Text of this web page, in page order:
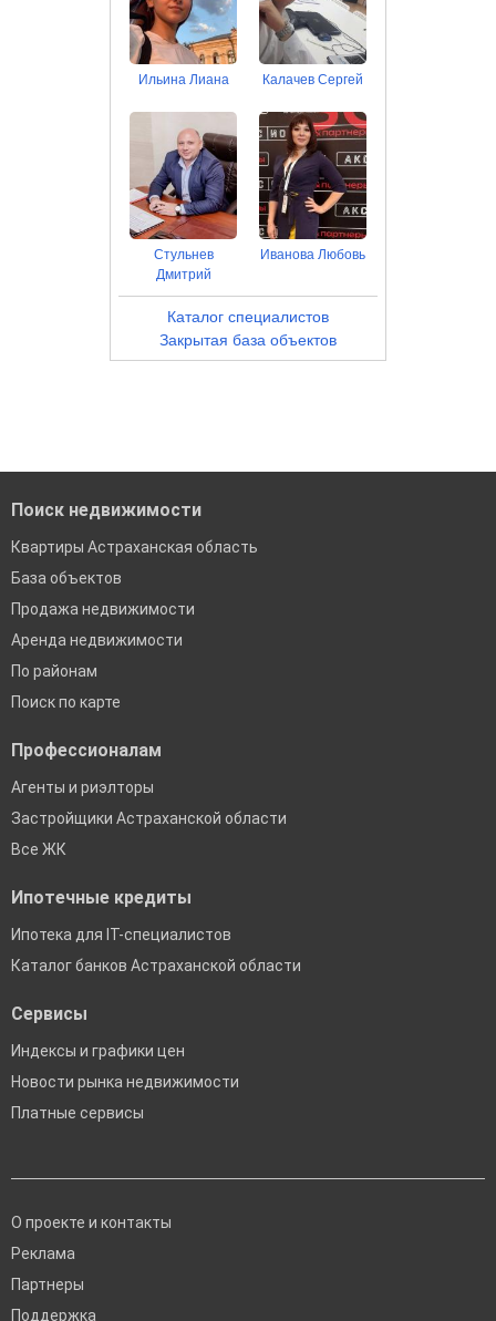
Ильина Лиана Калачев Сергей
Стульнев
Дмитрий
Иванова Любовь
Каталог специалистов
Закрытая база объектов
Поиск недвижимости
Квартиры Астраханская область
База объектов
Продажа недвижимости
Аренда недвижимости
По районам
Поиск по карте
Профессионалам
Агенты и риэлторы
Застройщики Астраханской области
Все ЖК
Ипотечные кредиты
Ипотека для IT-специалистов
Каталог банков Астраханской области
Сервисы
Индексы и графики цен
Новости рынка недвижимости
Платные сервисы
О проекте и контакты
Реклама
Партнеры
Поддержка